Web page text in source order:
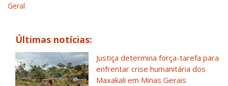
Geral
Últimas notícias:
Justiça determina força-tarefa para
enfrentar crise humanitária dos
Maxakali em Minas Gerais